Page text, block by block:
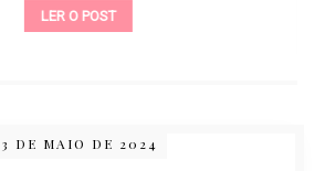
LER O POST
DE MAIO DE 2024